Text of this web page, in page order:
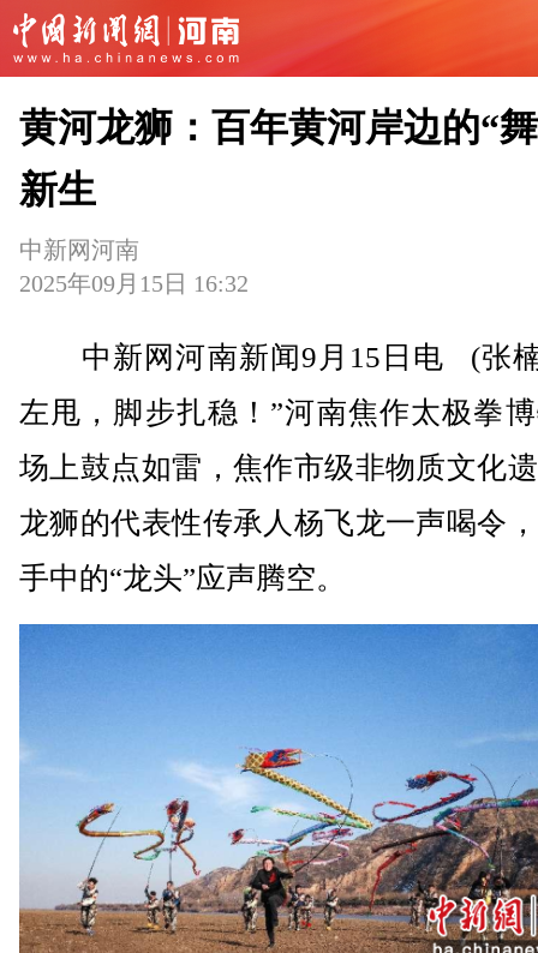
黄河龙狮：百年黄河岸边的“
新生
中新网河南
2025年09月15日 16:32
中新网河南新闻9月15日电 (张楠
左甩，脚步扎稳！”河南焦作太极拳
场上鼓点如雷，焦作市级非物质文化
龙狮的代表性传承人杨飞龙一声喝令
手中的“龙头”应声腾空。